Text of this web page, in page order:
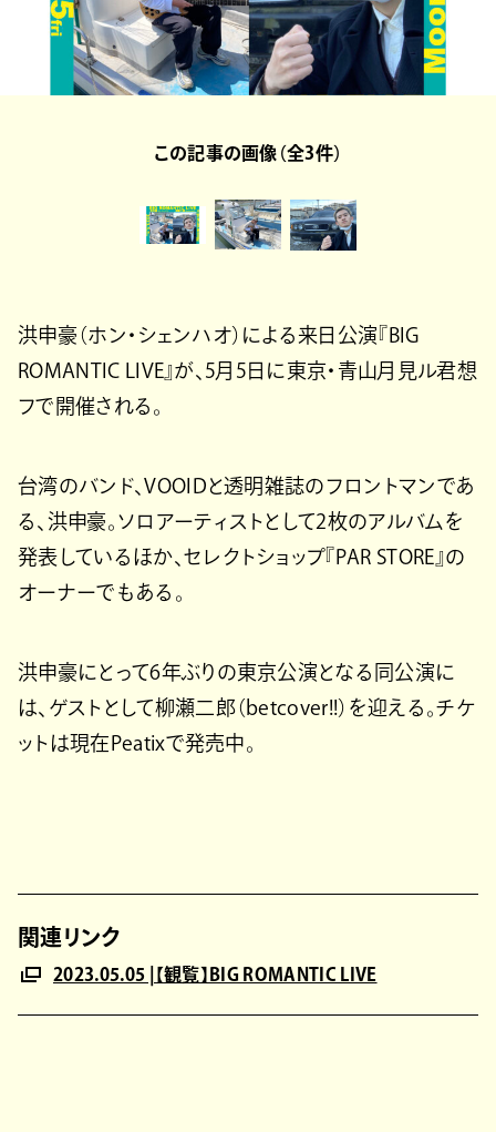
この記事の画像（全3件）
洪申豪（ホン・シェンハオ）による来日公演『BIG
ROMANTIC LIVE』が、5月5日に東京・青山月見ル君想
フで開催される。
台湾のバンド、VOOIDと透明雑誌のフロントマンであ
る、洪申豪。ソロアーティストとして2枚のアルバムを
発表しているほか、セレクトショップ『PAR STORE』の
オーナーでもある。
洪申豪にとって6年ぶりの東京公演となる同公演に
は、ゲストとして柳瀬二郎（betcover!!）を迎える。チケ
ットは現在Peatixで発売中。
関連リンク
2023.05.05 |【観覧】BIG ROMANTIC LIVE